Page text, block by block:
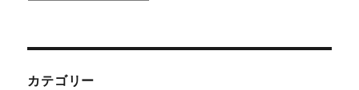
ブ
カテゴリー